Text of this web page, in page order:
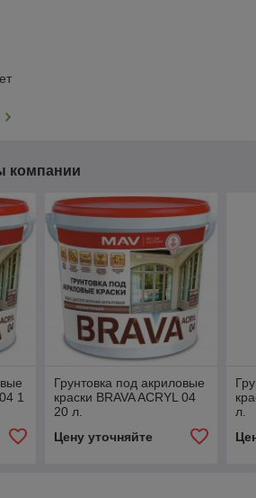
компании
1
Грунтовка под акриловые
краски BRAVA ACRYL 04
20 л.
Цену уточняйте
л.